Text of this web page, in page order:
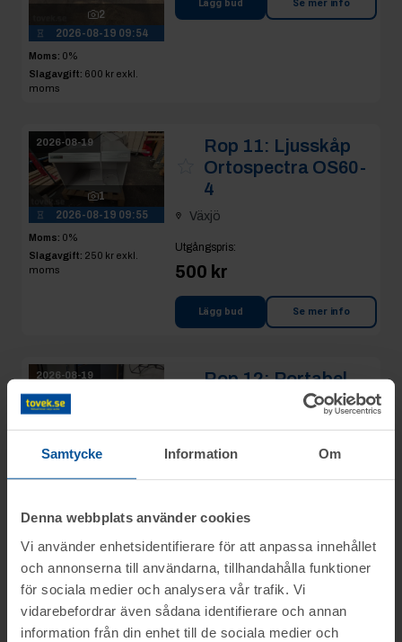
Samtycke Information Om
Denna webbplats använder cookies
Vi använder enhetsidentifierare för att anpassa innehållet
och annonserna till användarna, tillhandahålla funktioner
för sociala medier och analysera vår trafik. Vi
vidarebefordrar även sådana identifierare och annan
information från din enhet till de sociala medier och
2
2026-08-19 09:54
Moms: 0%
Slagavgift: 600 kr exkl.
moms
Lägg bud Se mer info
2026-08-19
1
2026-08-19 09:55
Moms: 0%
Slagavgift: 250 kr exkl.
moms
Rop 11: Ljusskåp
Ortospectra OS60-
4
Växjö
Utgångspris:
500 kr
Lägg bud Se mer info
2026-08-19
2
2026-08-19 09:56
Moms: 0%
Rop 12:Portabel
kapbandsåg
Växjö
Ledande bud:
Lägg bud Se mer info